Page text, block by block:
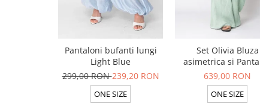
Pantaloni bufanti lungi
Light Blue
299,00 RON239,20 RON
ONE SIZE
Set Olivia Bluza
asimetrica si
lung din 100% in
Olive
639,00 RON
ONE SIZE